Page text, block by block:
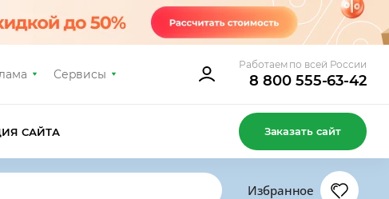
Сервисы
Работаем по всей России
8 800 555-63-42
САЙТА Заказать сайт
Избранное